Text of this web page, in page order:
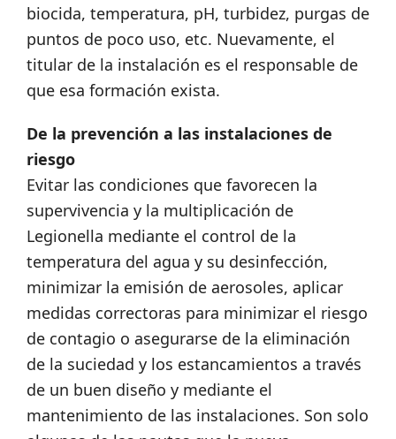
biocida, temperatura, pH, turbidez, purgas de
puntos de poco uso, etc. Nuevamente, el
titular de la instalación es el responsable de
que esa formación exista.
De la prevención a las instalaciones de
riesgo
Evitar las condiciones que favorecen la
supervivencia y la multiplicación de
Legionella mediante el control de la
temperatura del agua y su desinfección,
minimizar la emisión de aerosoles, aplicar
medidas correctoras para minimizar el riesgo
de contagio o asegurarse de la eliminación
de la suciedad y los estancamientos a través
de un buen diseño y mediante el
mantenimiento de las instalaciones. Son solo